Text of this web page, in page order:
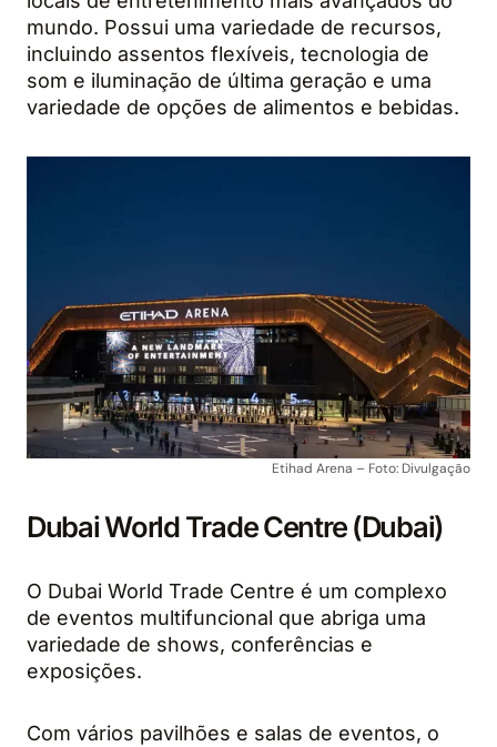
mundo. Possui uma variedade de recursos,
incluindo assentos flexíveis, tecnologia de
som e iluminação de última geração e uma
variedade de opções de alimentos e bebidas.
Etihad Arena – Foto: Divulgação
Dubai World Trade Centre (Dubai)
O Dubai World Trade Centre é um complexo
de eventos multifuncional que abriga uma
variedade de shows, conferências e
exposições.
Com vários pavilhões e salas de eventos, o